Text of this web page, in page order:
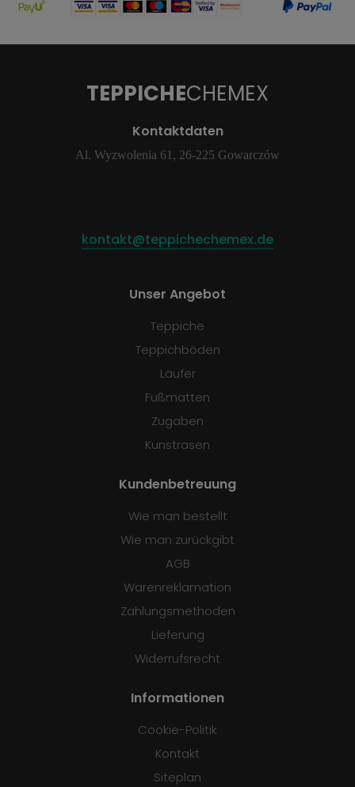
TEPPICHECHEMEX
Kontaktdaten
Al. Wyzwolenia 61, 26-225 Gowarczów
kontakt@teppichechemex.de
Unser Angebot
Teppiche
Teppichböden
Läufer
Fußmatten
Zugaben
Kunstrasen
Kundenbetreuung
Wie man bestellt
Wie man zurückgibt
AGB
Warenreklamation
Zahlungsmethoden
Lieferung
Widerrufsrecht
Informationen
Cookie-Politik
Kontakt
Siteplan